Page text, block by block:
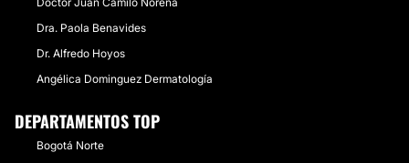
Dra. Paola Benavides
Dr. Alfredo Hoyos
Angélica Dominguez Dermatología
DEPARTAMENTOS TOP
Bogotá Norte